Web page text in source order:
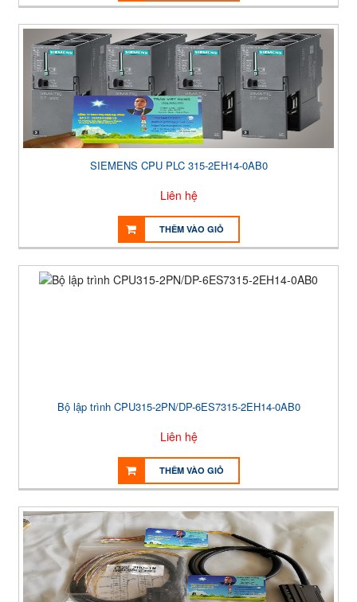
SIEMENS CPU PLC 315-2EH14-0AB0
Liên hệ
THÊM VÀO GIỎ
Bộ lập trình CPU315-2PN/DP-6ES7315-2EH14-0AB0
Liên hệ
THÊM VÀO GIỎ